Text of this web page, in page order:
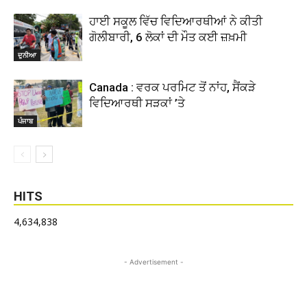
ਦੁਨੀਆ
ਹਾਈ ਸਕੂਲ ਵਿੱਚ ਵਿਦਿਆਰਥੀਆਂ ਨੇ ਕੀਤੀ
ਗੋਲੀਬਾਰੀ, 6 ਲੋਕਾਂ ਦੀ ਮੌਤ ਕਈ ਜ਼ਖ਼ਮੀ
ਪੰਜਾਬ
Canada : ਵਰਕ ਪਰਮਿਟ ਤੋਂ ਨਾਂਹ, ਸੈਂਕੜੇ
ਵਿਦਿਆਰਥੀ ਸੜਕਾਂ ’ਤੇ
HITS
4,634,838
- Advertisement -